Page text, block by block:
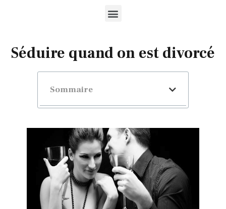
Séduire quand on est divorcé
Sommaire